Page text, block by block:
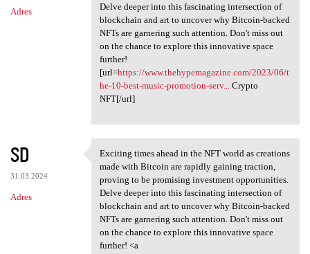
Adres
Delve deeper into this fascinating intersection of
blockchain and art to uncover why Bitcoin-backed
NFTs are garnering such attention. Don't miss out
on the chance to explore this innovative space
further!
[url=https://www.thehypemagazine.com/2023/06/t
he-10-best-music-promotion-serv...Crypto
NFT[/url]
SD
31.03.2024
Adres
Exciting times ahead in the
Exciting times ahead in the NFT world as creations
made with Bitcoin are rapidly gaining traction,
proving to be promising investment opportunities.
Delve deeper into this fascinating intersection of
blockchain and art to uncover why Bitcoin-backed
NFTs are garnering such attention. Don't miss out
on the chance to explore this innovative space
further! <a